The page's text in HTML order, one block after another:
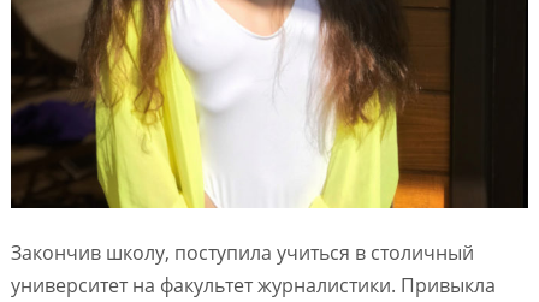
Закончив школу, поступила учиться в столичный
университет на факультет журналистики. Привыкла